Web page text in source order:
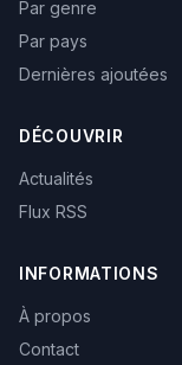
Par genre
Par pays
Dernières ajoutées
DÉCOUVRIR
Actualités
Flux RSS
INFORMATIONS
À propos
Contact